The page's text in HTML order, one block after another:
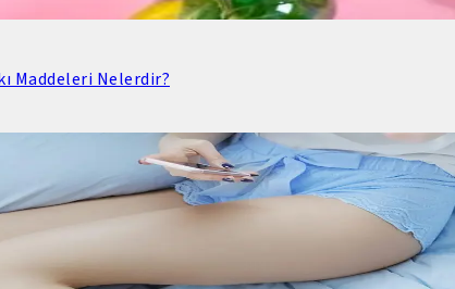
Maddeleri Nelerdir?